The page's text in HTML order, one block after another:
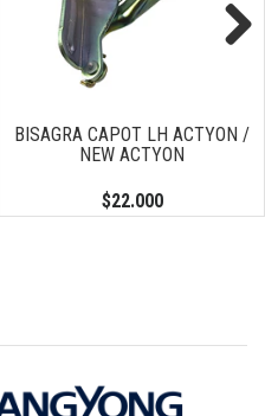
BISAGRA CAPOT LH ACTYON /
NEW ACTYON
$22.000